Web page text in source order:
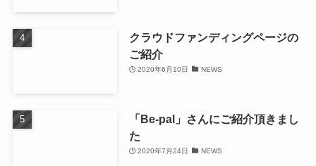
クラウドファンディングページの
ご紹介
2020年6月10日 NEWS
「Be-pal」さんにご紹介頂きまし
た
2020年7月24日 NEWS